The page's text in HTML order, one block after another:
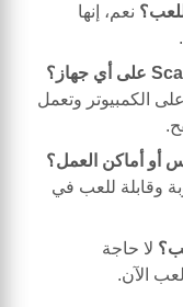
نعم، إنها
الكمبيوتر وتعمل
أو أماكن العمل؟
وقابلة للعب في
لا حاجة
الآن.